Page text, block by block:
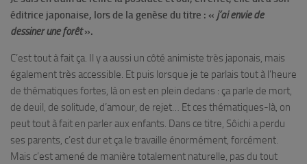
éditrice japonaise, lors de la genèse du titre : « j’ai envie de
dessiner une forêt».
C’est tout à fait ça. Il y a aussi un côté animiste très japonais, mais
également très accessible. Et puis lorsque je te parlais tout à l’heure
de thématiques fortes, là on est en plein dedans : ça parle de mort,
de deuil, de solitude, d’amour, de rejet… Et ces thématiques-là, on
peut tout à fait en parler aux enfants. Dans ce titre, Sôichi a perdu
ses parents, c’est dur et ça le travaille énormément, forcément.
Mais c’est amené de manière totalement naturelle, pas du tout